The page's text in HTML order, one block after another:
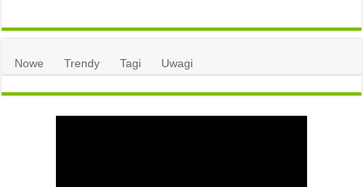
Nowe Trendy Tagi Uwagi